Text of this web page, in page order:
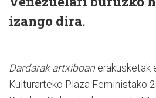
izango dira.
Dardarak artxiboan erakusketak
Kulturarteko Plaza Feministako